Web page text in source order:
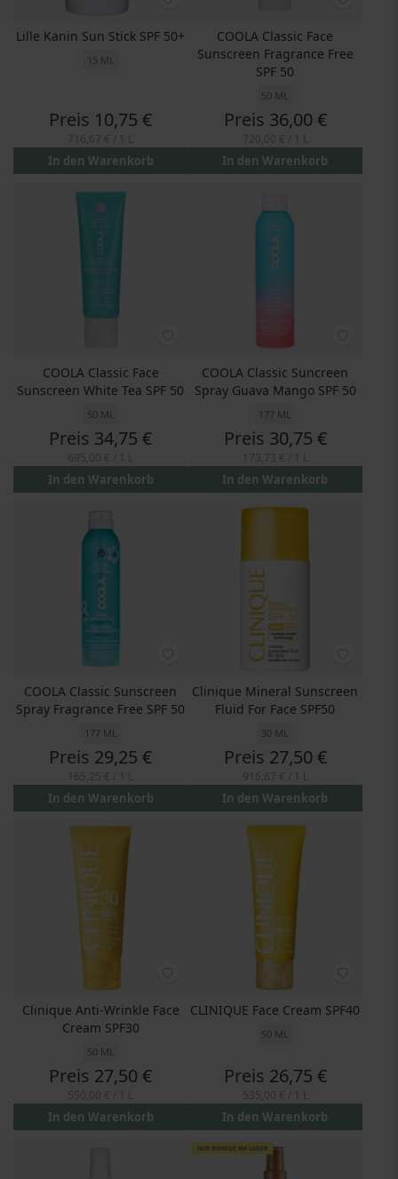
Lille Kanin Sun Stick SPF 50+
15 ML
Preis 10,75 €
In den Warenkorb
COOLA Classic Face
Sunscreen Fragrance Free
SPF 50
50 ML
Preis 36,00 €
In den Warenkorb
COOLA Classic Face
Sunscreen White Tea SPF 50
50 ML
Preis 34,75 €
In den Warenkorb
COOLA Classic Suncreen
Spray Guava Mango SPF 50
177 ML
Preis 30,75 €
In den Warenkorb
COOLA Classic Sunscreen
Spray Fragrance Free SPF 50
177 ML
Preis 29,25 €
In den Warenkorb
Clinique Mineral Sunscreen
Fluid For Face SPF50
30 ML
Preis 27,50 €
In den Warenkorb
Clinique Anti-Wrinkle Face
Cream SPF30
50 ML
Preis 27,50 €
In den Warenkorb
CLINIQUE Face Cream SPF40
50 ML
Preis 26,75 €
In den Warenkorb
NUR WENIGE AM LAGER